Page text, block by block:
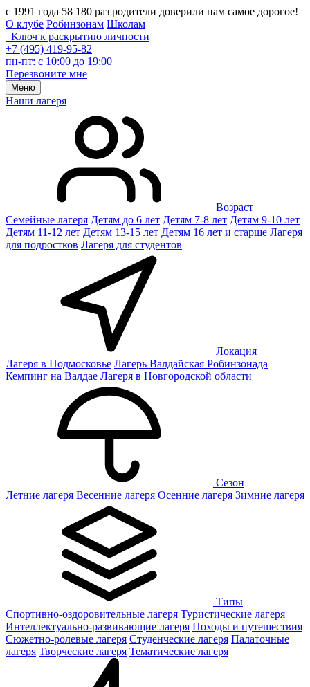
с 1991 года 58 180 раз родители доверили нам самое дорогое!
О клубе Робинзонам Школам
Ключ к раскрытию личности
+7 (495) 419-95-82
пн-пт: с 10:00 до 19:00
Перезвоните мне
Меню
Наши лагеря
Возраст
Семейные лагеря Детям до 6 лет Детям 7-8 лет Детям 9-10 лет
Детям 11-12 лет Детям 13-15 лет Детям 16 лет и старше Лагеря
для подростков Лагеря для студентов
Локация
Лагеря в Подмосковье Лагерь Валдайская Робинзонада
Кемпинг на Валдае Лагеря в Новгородской области
Сезон
Летние лагеря Весенние лагеря Осенние лагеря Зимние лагеря
Типы
Спортивно-оздоровительные лагеря Туристические лагеря
Интеллектуально-развивающие лагеря Походы и путешествия
Сюжетно-ролевые лагеря Студенческие лагеря Палаточные
лагеря Творческие лагеря Тематические лагеря